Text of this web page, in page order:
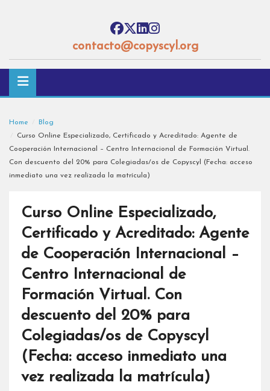
contacto@copyscyl.org
Home
Blog
Curso Online Especializado, Certificado y Acreditado: Agente de
Cooperación Internacional – Centro Internacional de Formación Virtual.
Con descuento del 20% para Colegiadas/os de Copyscyl (Fecha: acceso
inmediato una vez realizada la matrícula)
Curso Online Especializado,
Certificado y Acreditado: Agente
de Cooperación Internacional –
Centro Internacional de
Formación Virtual. Con
descuento del 20% para
Colegiadas/os de Copyscyl
(Fecha: acceso inmediato una
vez realizada la matrícula)